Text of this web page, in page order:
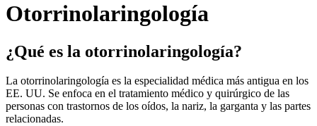
Otorrinolaringología
¿Qué es la otorrinolaringología?
La otorrinolaringología es la especialidad médica más antigua en los
EE. UU. Se enfoca en el tratamiento médico y quirúrgico de las
personas con trastornos de los oídos, la nariz, la garganta y las partes
relacionadas.